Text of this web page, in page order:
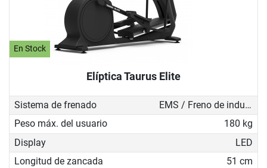
En Stock
Elíptica Taurus Elite
Sistema de frenado
EMS / Freno de inducción
Peso máx. del usuario
180 kg
Display
LED
Longitud de zancada
51 cm